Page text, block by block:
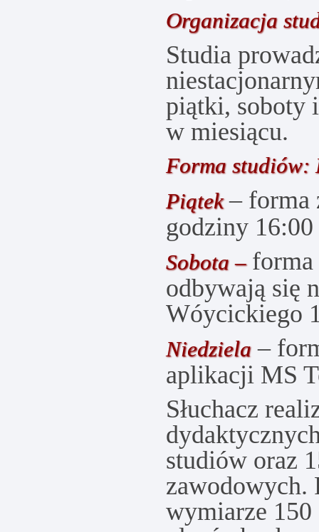
Organizacja
Studia
piątki, soboty
w miesiącu.
Forma studiów:
Piątek– forma
godziny
Sobota – forma
odbywają się
Wóycickiego
Niedziela –
aplikacji MS
Słuchacz
studiów oraz
zawodowych.
wymiarze